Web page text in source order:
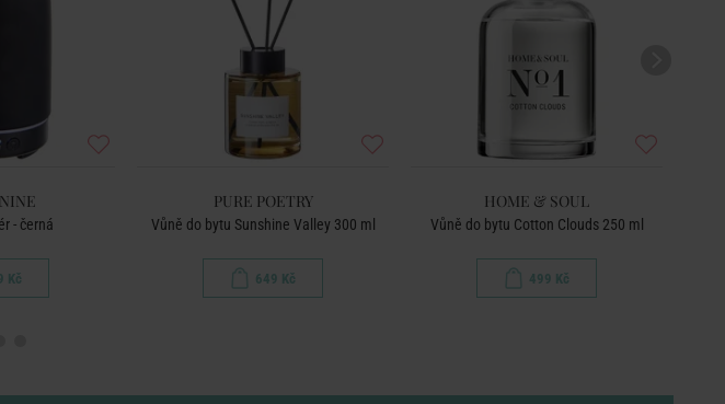
- černá
Kč
PURE POETRY
Vůně do bytu Sunshine Valley 300 ml
649 Kč
HOME & SOUL
Vůně do bytu Cotton Clouds 250 ml
499 Kč